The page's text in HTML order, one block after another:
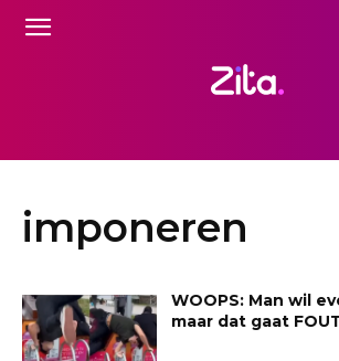
imponeren
WOOPS: Man wil
maar dat gaat